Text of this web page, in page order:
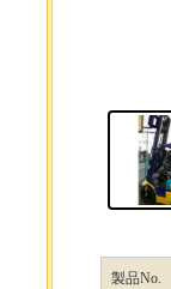
製品No.